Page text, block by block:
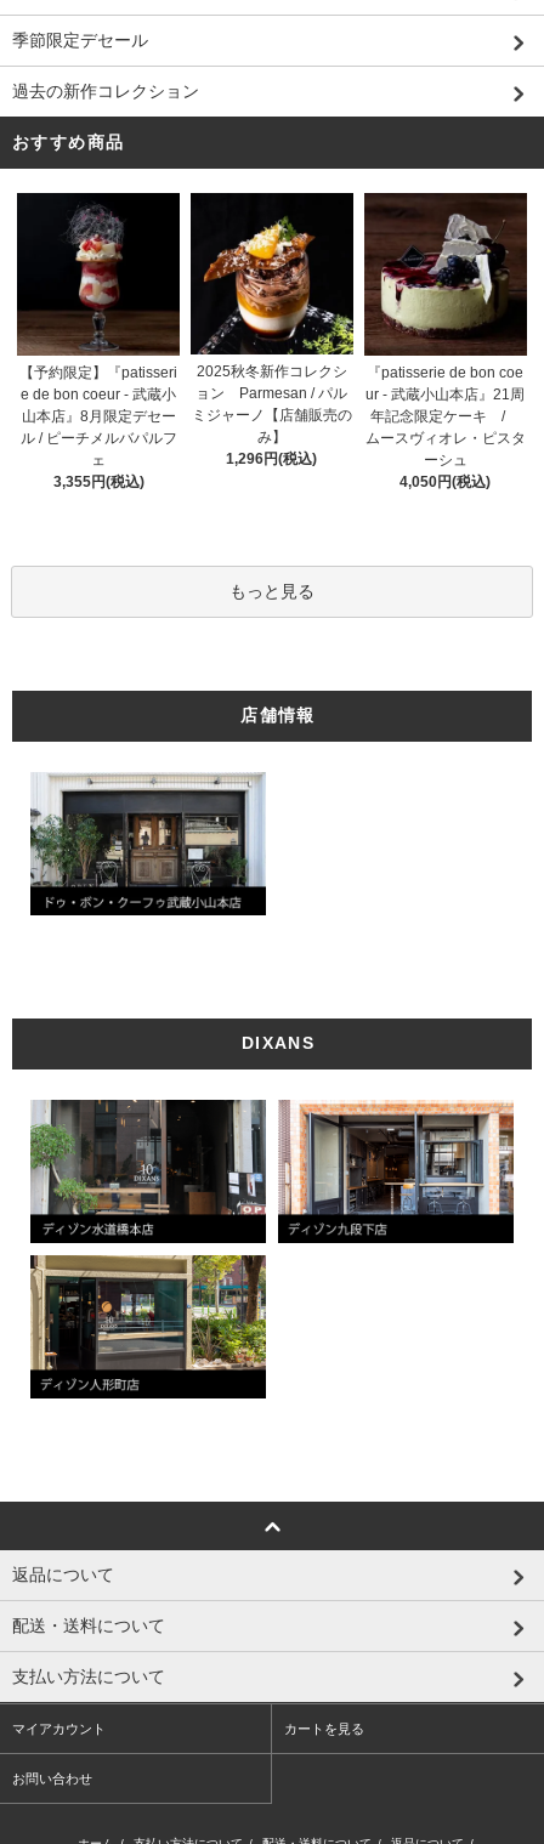
季節限定デセール
過去の新作コレクション
おすすめ商品
【予約限定】『patisseri
e de bon coeur - 武蔵小
山本店』8月限定デセー
ル / ピーチメルバパルフ
ェ
3,355円(税込)
2025秋冬新作コレクシ
ョン Parmesan / パル
ミジャーノ【店舗販売の
み】
1,296円(税込)
『patisserie de bon coe
ur - 武蔵小山本店』21周
年記念限定ケーキ /
ムースヴィオレ・ピスタ
ーシュ
4,050円(税込)
もっと見る
店舗情報
DIXANS
返品について
配送・送料について
支払い方法について
マイアカウント カートを見る
お問い合わせ